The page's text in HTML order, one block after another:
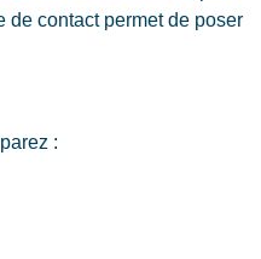
de contact permet de poser
: